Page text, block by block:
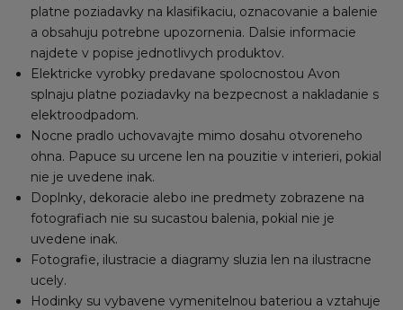
platne poziadavky na klasifikaciu, oznacovanie a balenie
a obsahuju potrebne upozornenia. Dalsie informacie
najdete v popise jednotlivych produktov.
Elektricke vyrobky predavane spolocnostou Avon
splnaju platne poziadavky na bezpecnost a nakladanie s
elektroodpadom.
Nocne pradlo uchovavajte mimo dosahu otvoreneho
ohna. Papuce su urcene len na pouzitie v interieri, pokial
nie je uvedene inak.
Doplnky, dekoracie alebo ine predmety zobrazene na
fotografiach nie su sucastou balenia, pokial nie je
uvedene inak.
Fotografie, ilustracie a diagramy sluzia len na ilustracne
ucely.
Hodinky su vybavene vymenitelnou bateriou a vztahuje